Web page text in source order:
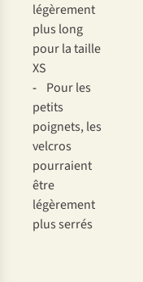
légèrement
plus long
pour la taille
XS
- Pour les
petits
poignets, les
velcros
pourraient
être
légèrement
plus serrés